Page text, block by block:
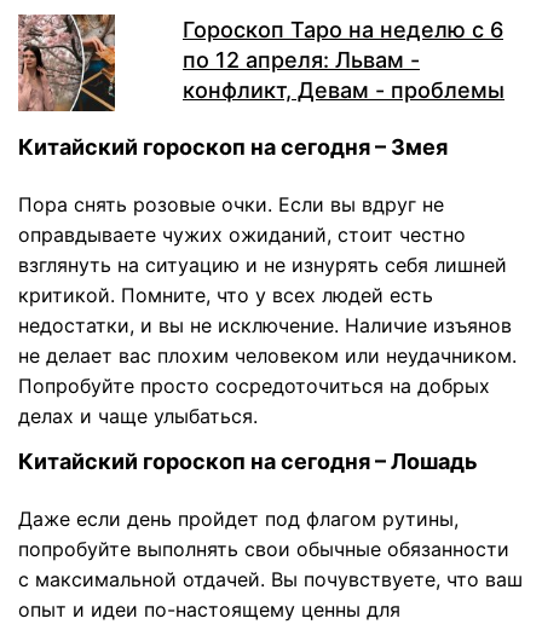
Гороскоп Таро на неделю с 6
по 12 апреля: Львам -
конфликт, Девам - проблемы
Китайский гороскоп на сегодня – Змея
Пора снять розовые очки. Если вы вдруг не
оправдываете чужих ожиданий, стоит честно
взглянуть на ситуацию и не изнурять себя лишней
критикой. Помните, что у всех людей есть
недостатки, и вы не исключение. Наличие изъянов
не делает вас плохим человеком или неудачником.
Попробуйте просто сосредоточиться на добрых
делах и чаще улыбаться.
Китайский гороскоп на сегодня – Лошадь
Даже если день пройдет под флагом рутины,
попробуйте выполнять свои обычные обязанности
с максимальной отдачей. Вы почувствуете, что ваш
опыт и идеи по-настоящему ценны для